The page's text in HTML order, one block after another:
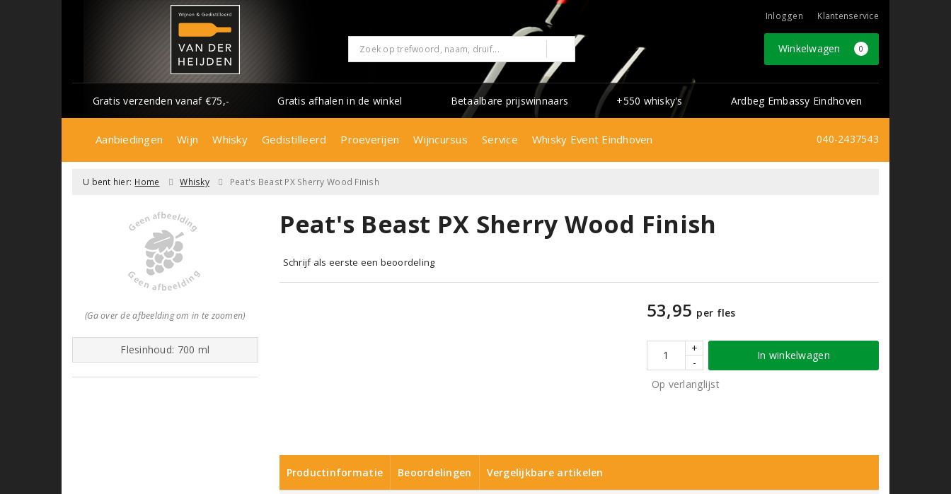
Inloggen Klantenservice
Winkelwagen 0
Gratis verzenden vanaf €75,- Gratis afhalen in de winkel Betaalbare prijswinnaars +550 whisky's Ardbeg Embassy Eindhoven
Aanbiedingen Wijn Whisky Gedistilleerd Proeverijen Wijncursus Service Whisky Event Eindhoven 040-2437543
U bent hier: Home Whisky Peat's Beast PX Sherry Wood Finish
(Ga over de afbeelding om in te zoomen)
Flesinhoud: 700 ml
Peat's Beast PX Sherry Wood Finish
Schrijf als eerste een beoordeling
53,95 per fles
+
-
In winkelwagen
Op verlanglijst
Productinformatie Beoordelingen Vergelijkbare artikelen